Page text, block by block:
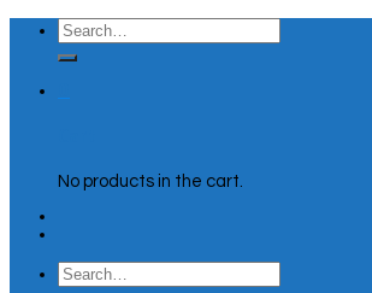
Skip
content
Search
for:
No products in the cart.
Search
for: